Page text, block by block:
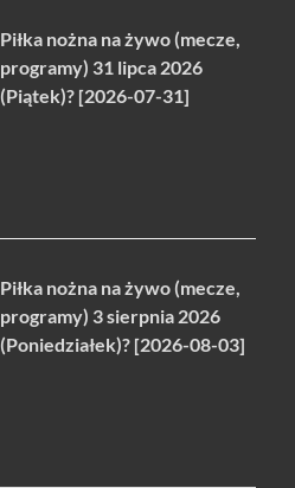
Piłka nożna na żywo (mecze,
programy) 31 lipca 2026
(Piątek)? [2026-07-31]
Piłka nożna na żywo (mecze,
programy) 3 sierpnia 2026
(Poniedziałek)? [2026-08-03]